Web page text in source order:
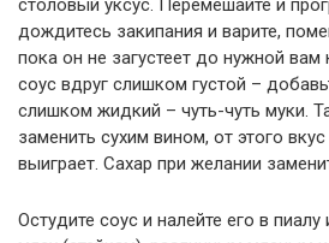
столовый уксус. Перемешайте и
дождитесь закипания и варите,
пока он не загустеет до нужной вам
соус вдруг слишком густой –
слишком жидкий – чуть-чуть муки.
заменить сухим вином, от этого
выиграет. Сахар при желании
Остудите соус и налейте его в